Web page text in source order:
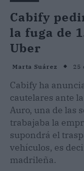
Cabify
la fuga de
Uber
Marta Suárez 25
Cabify ha
cautelares ante
Auro, una de las
trabajaba la
supondrá el
vehículos, es
madrileña.